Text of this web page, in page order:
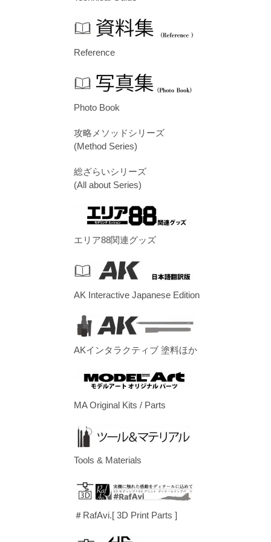
Reference
Photo Book
攻略メソッドシリーズ
(Method Series)
総ざらいシリーズ
(All about Series)
エリア88関連グッズ
AK Interactive Japanese Edition
AKインタラクティブ 塗料ほか
MA Original Kits / Parts
Tools & Materials
＃RafAvi.[ 3D Print Parts ]